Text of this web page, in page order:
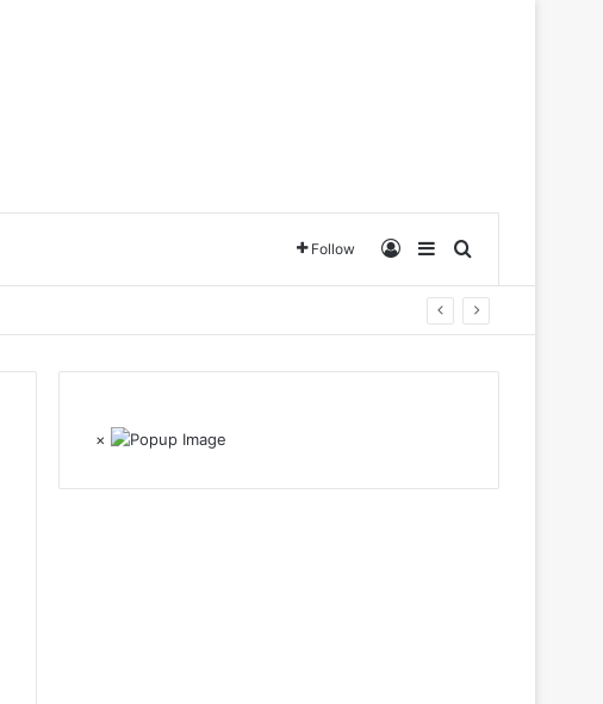
Follow Log InSidebarSearch for
×